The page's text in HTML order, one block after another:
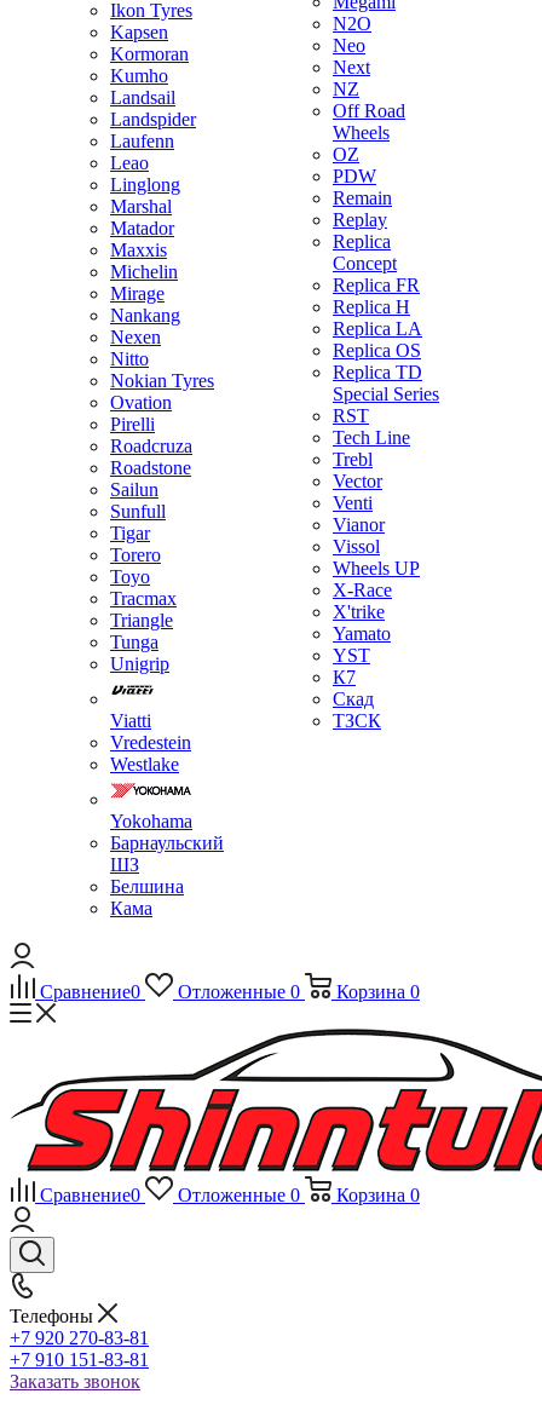
Ikon Tyres
Kapsen
Kormoran
Kumho
Landsail
Landspider
Laufenn
Leao
Linglong
Marshal
Matador
Maxxis
Michelin
Mirage
Nankang
Nexen
Nitto
Nokian Tyres
Ovation
Pirelli
Roadcruza
Roadstone
Sailun
Sunfull
Tigar
Torero
Toyo
Tracmax
Triangle
Tunga
Unigrip
Viatti
Vredestein
Westlake
Yokohama
Барнаульский
ШЗ
Белшина
Кама
N2O
Neo
Next
NZ
Off Road
Wheels
OZ
PDW
Remain
Replay
Replica
Concept
Replica FR
Replica H
Replica LA
Replica OS
Replica TD
Special Series
RST
Tech Line
Trebl
Vector
Venti
Vianor
Vissol
Wheels UP
X-Race
X'trike
Yamato
YST
К7
Скад
ТЗСК
Сравнение0 Отложенные 0 Корзина 0
Сравнение0 Отложенные 0 Корзина 0
Телефоны
+7 920 270-83-81
+7 910 151-83-81
Заказать звонок